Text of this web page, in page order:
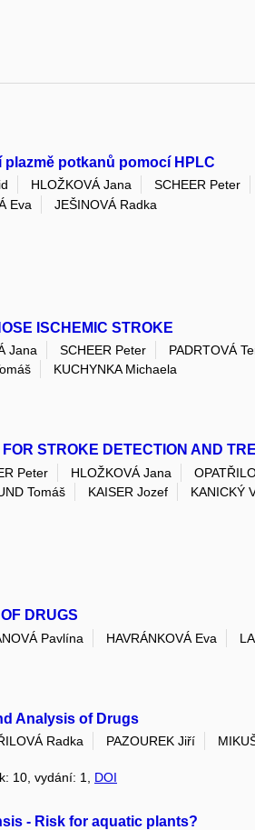
potkanů pomocí HPLC
HLOŽKOVÁ Jana SCHEER Peter
Eva
JEŠINOVÁ Radka
ISCHEMIC STROKE
Jana SCHEER Peter PADRTOVÁ
KUCHYNKA Michaela
STROKE DETECTION AND
Peter HLOŽKOVÁ Jana
Tomáš KAISER Jozef KANICKÝ
DRUGS
Pavlína HAVRÁNKOVÁ Eva
Analysis of Drugs
Radka PAZOUREK Jiří
10, vydání: 1, DOI
- Risk for aquatic plants?